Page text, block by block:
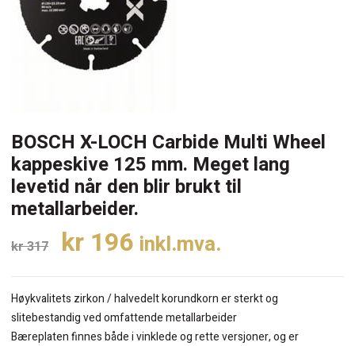
BOSCH X-LOCH Carbide Multi Wheel
kappeskive 125 mm. Meget lang
levetid når den blir brukt til
metallarbeider.
kr317 Opprinnelig
var:
kr 317.
kr 196Nåværende
er:
kr 196.
inkl.mva.
Høykvalitets zirkon / halvedelt korundkorn er sterkt og
slitebestandig ved omfattende metallarbeider
Bæreplaten finnes både i vinklede og rette versjoner, og er